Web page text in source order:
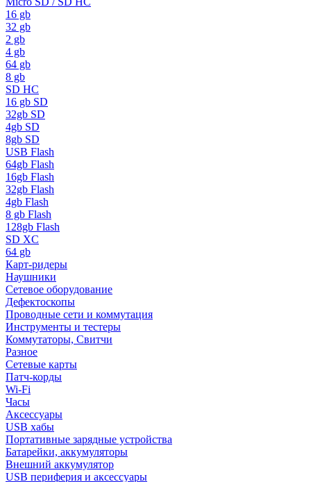
16 gb
32 gb
2 gb
4 gb
64 gb
8 gb
SD HC
16 gb SD
32gb SD
4gb SD
8gb SD
USB Flash
64gb Flash
16gb Flash
32gb Flash
4gb Flash
8 gb Flash
128gb Flash
SD XC
64 gb
Карт-ридеры
Наушники
Сетевое оборудование
Дефектоскопы
Проводные сети и коммутация
Инструменты и тестеры
Коммутаторы, Свитчи
Разное
Сетевые карты
Патч-корды
Wi-Fi
Часы
Аксессуары
USB хабы
Портативные зарядные устройства
Батарейки, аккумуляторы
Внешний аккумулятор
USB периферия и аксессуары